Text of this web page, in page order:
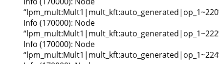
Info (170000): Node
Info (170000): Node